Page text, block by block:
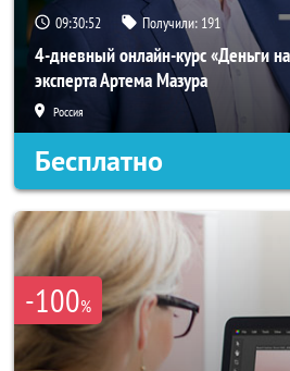
09:30:50 Получили: 191
4-дневный онлайн-курс «Деньги
эксперта Артема Мазура
Россия
Бесплатно
-100%